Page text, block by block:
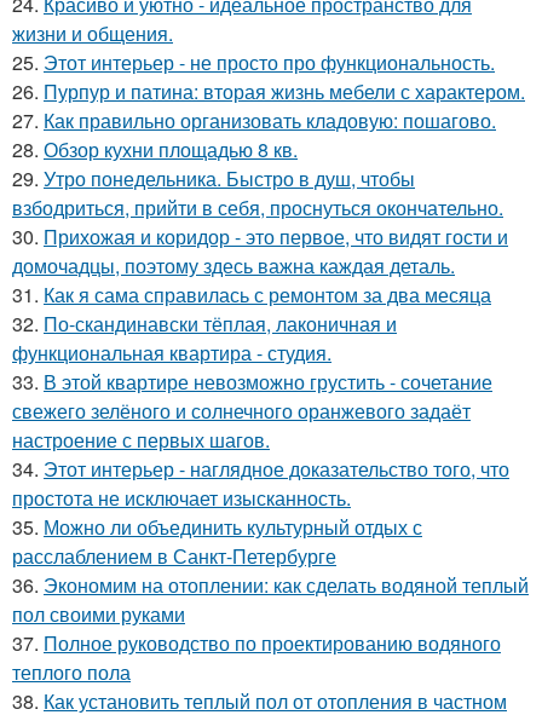
жизни и общения.
25. Этот интерьер - не просто про функциональность.
26. Пурпур и патина: вторая жизнь мебели с характером.
27. Как правильно организовать кладовую: пошагово.
28. Обзор кухни площадью 8 кв.
29. Утро понедельника. Быстро в душ, чтобы
взбодриться, прийти в себя, проснуться окончательно.
30. Прихожая и коридор - это первое, что видят гости и
домочадцы, поэтому здесь важна каждая деталь.
31. Как я сама справилась с ремонтом за два месяца
32. По-скандинавски тёплая, лаконичная и
функциональная квартира - студия.
33. В этой квартире невозможно грустить - сочетание
свежего зелёного и солнечного оранжевого задаёт
настроение с первых шагов.
34. Этот интерьер - наглядное доказательство того, что
простота не исключает изысканность.
35. Можно ли объединить культурный отдых с
расслаблением в Санкт-Петербурге
36. Экономим на отоплении: как сделать водяной теплый
пол своими руками
37. Полное руководство по проектированию водяного
теплого пола
38. Как установить теплый пол от отопления в частном